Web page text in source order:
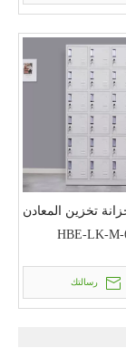
HBE-LK-M-
رسالتك